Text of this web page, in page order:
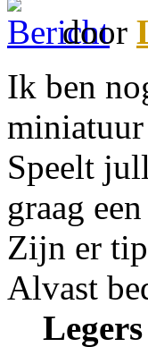
door
Ik ben
miniatuur
Speelt
graag
Zijn er
Alvast